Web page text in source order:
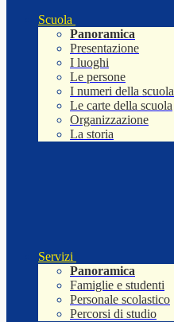
Scuola
Panoramica
Presentazione
I luoghi
Le persone
I numeri della scuola
Le carte della scuola
Organizzazione
La storia
Servizi
Panoramica
Famiglie e studenti
Personale scolastico
Percorsi di studio